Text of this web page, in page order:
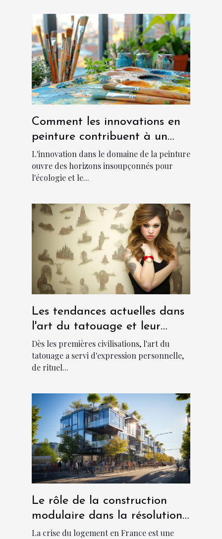
Comment les innovations en
peinture contribuent à un
environnement plus frais et
durable
L'innovation dans le domaine de la peinture
ouvre des horizons insoupçonnés pour
l'écologie et le...
Les tendances actuelles dans
l'art du tatouage et leur
signification culturelle
Dès les premières civilisations, l'art du
tatouage a servi d'expression personnelle,
de rituel...
Le rôle de la construction
modulaire dans la résolution
de la crise du logement en
La crise du logement en France est une